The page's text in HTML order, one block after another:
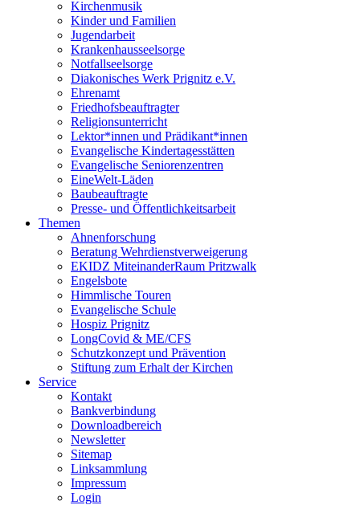
Kirchenmusik
Kinder und Familien
Jugendarbeit
Krankenhausseelsorge
Notfallseelsorge
Diakonisches Werk Prignitz e.V.
Ehrenamt
Friedhofsbeauftragter
Religionsunterricht
Lektor*innen und Prädikant*innen
Evangelische Kindertagesstätten
Evangelische Seniorenzentren
EineWelt-Läden
Baubeauftragte
Presse- und Öffentlichkeitsarbeit
Themen
Ahnenforschung
Beratung Wehrdienstverweigerung
EKIDZ MiteinanderRaum Pritzwalk
Engelsbote
Himmlische Touren
Evangelische Schule
Hospiz Prignitz
LongCovid & ME/CFS
Schutzkonzept und Prävention
Stiftung zum Erhalt der Kirchen
Service
Kontakt
Bankverbindung
Downloadbereich
Newsletter
Sitemap
Linksammlung
Impressum
Login